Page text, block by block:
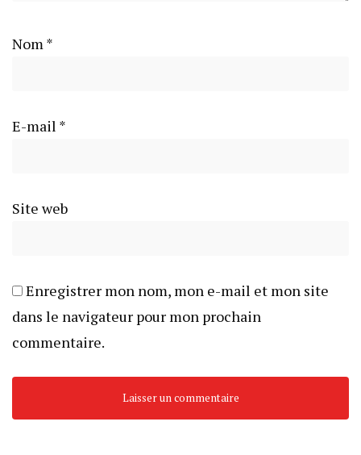
Nom *
E-mail *
Site web
Enregistrer mon nom, mon e-mail et mon site
dans le navigateur pour mon prochain
commentaire.